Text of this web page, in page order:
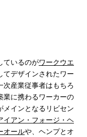
ているのがワークウエ
てデザインされたワー
産業従事者はもちろ
業に携わるワーカーの
メインとなるリビセン
イアン・フォージ・ヘ
オールや、ヘンプとオ